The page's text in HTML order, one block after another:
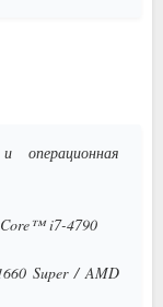
операционная
i7-4790
Super / AMD